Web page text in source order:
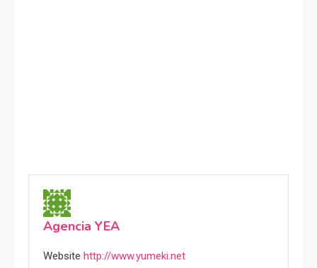
Agencia YEA
Website http://www.yumeki.net